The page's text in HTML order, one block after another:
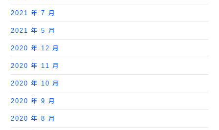
2021 年 7 月
2021 年 5 月
2020 年 12 月
2020 年 11 月
2020 年 10 月
2020 年 9 月
2020 年 8 月